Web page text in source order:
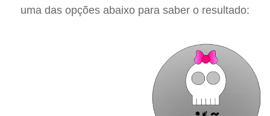
uma das opções abaixo para saber o resultado: